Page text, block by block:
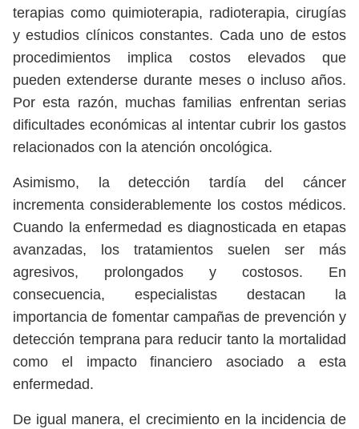
terapias como quimioterapia, radioterapia, cirugías
y estudios clínicos constantes. Cada uno de estos
procedimientos implica costos elevados que
pueden extenderse durante meses o incluso años.
Por esta razón, muchas familias enfrentan serias
dificultades económicas al intentar cubrir los gastos
relacionados con la atención oncológica.
Asimismo, la detección tardía del cáncer
incrementa considerablemente los costos médicos.
Cuando la enfermedad es diagnosticada en etapas
avanzadas, los tratamientos suelen ser más
agresivos, prolongados y costosos. En
consecuencia, especialistas destacan la
importancia de fomentar campañas de prevención y
detección temprana para reducir tanto la mortalidad
como el impacto financiero asociado a esta
enfermedad.
De igual manera, el crecimiento en la incidencia de